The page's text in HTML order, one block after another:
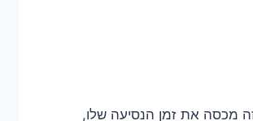
מכסה את זמן הנסיעה שלו,